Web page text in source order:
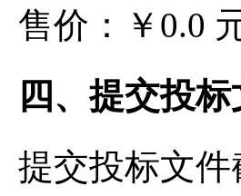
售价：￥0.0
四、提交投
提交投标文件